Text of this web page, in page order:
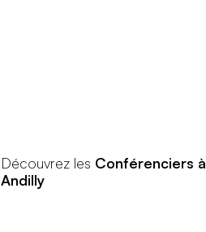
Découvrez les Conférenciers à
Andilly